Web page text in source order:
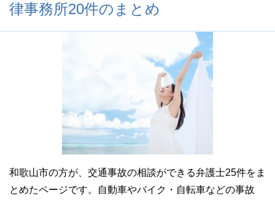
律事務所20件のまとめ
和歌山市の方が、交通事故の相談ができる弁護士25件をま
とめたページです。自動車やバイク・自転車などの事故